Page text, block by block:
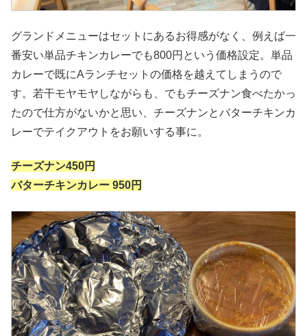
グランドメニューはセットにあるお得感がなく、例えば一
番安い単品チキンカレーでも800円という価格設定。単品
カレーで既にAランチセットの価格を越えてしまうので
す。若干モヤモヤしながらも、でもチーズナン食べたかっ
たので仕方がないかと思い、チーズナンとバターチキンカ
レーでテイクアウトをお願いする事に。
チーズナン450円
バターチキンカレー 950円